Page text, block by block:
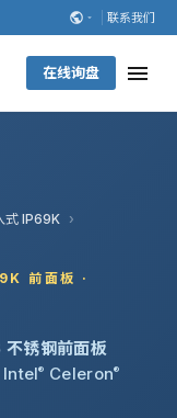
联系我们
在线询盘
式 IP69K
前面板 ·
锈钢前面板
Intel® Celeron®